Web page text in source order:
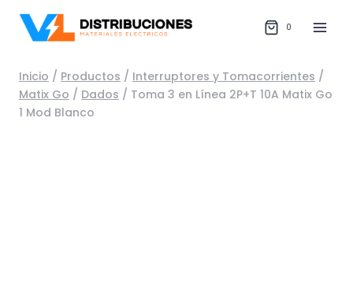
contenido
0
Inicio / Productos / Interruptores y Tomacorrientes /
Matix Go / Dados / Toma 3 en Línea 2P+T 10A Matix Go
1 Mod Blanco